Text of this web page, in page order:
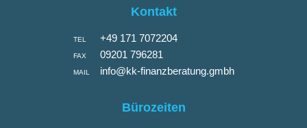
Kontakt
TEL +49 171 7072204
FAX 09201 796281
MAIL info@kk-finanzberatung.gmbh
Bürozeiten